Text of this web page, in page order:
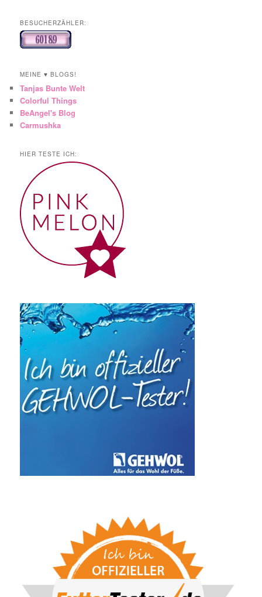
BESUCHERZÄHLER:
MEINE ♥ BLOGS!
Tanjas Bunte Welt
Colorful Things
BeAngel's Blog
Carmushka
HIER TESTE ICH: